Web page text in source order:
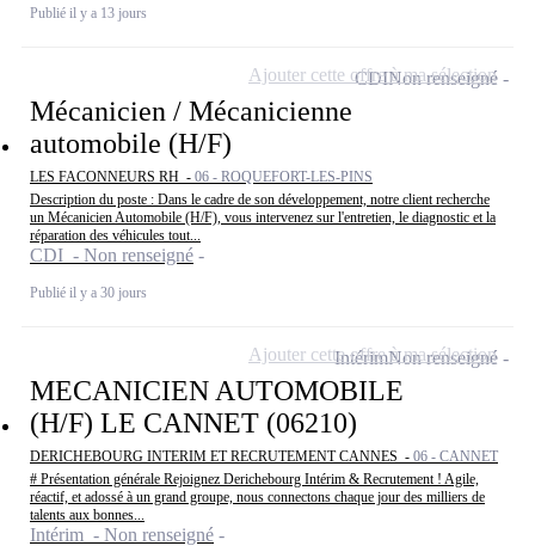
Publié il y a 13 jours
Mécanicien / Mécanicienne
automobile (H/F)
LES FACONNEURS RH - 06 - ROQUEFORT-LES-PINS
Description du poste : Dans le cadre de son développement, notre client recherche
un Mécanicien Automobile (H/F), vous intervenez sur l'entretien, le diagnostic et la
réparation des véhicules tout...
CDI - Non renseigné
Publié il y a 30 jours
CDINon renseigné
Ajouter cette offre à ma sélection
MECANICIEN AUTOMOBILE
(H/F) LE CANNET (06210)
DERICHEBOURG INTERIM ET RECRUTEMENT CANNES - 06 - CANNET
# Présentation générale Rejoignez Derichebourg Intérim & Recrutement ! Agile,
réactif, et adossé à un grand groupe, nous connectons chaque jour des milliers de
talents aux bonnes...
Intérim - Non renseigné
IntérimNon renseigné
Ajouter cette offre à ma sélection